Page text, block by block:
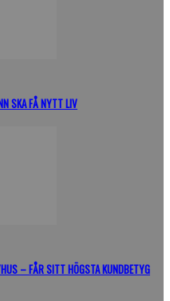
SKA FÅ NYTT LIV
– FÅR SITT HÖGSTA KUNDBETYG